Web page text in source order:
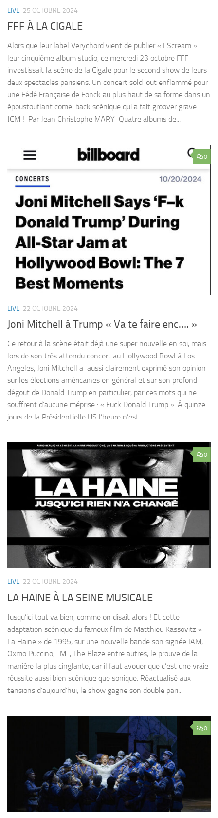
LIVE 25 OCTOBRE 2024
FFF À LA CIGALE
Alors que leur label Verychord vient de publier « I Scream »
leur cinquième album studio, ce mercredi 23 octobre FFF
investissait la scène de la Cigale pour le second show de leurs
deux spectacles parisiens. Un concert sold-out enflammé pour
une Fédé Française de Fonck au plus haut de sa forme dans un
époustouflant come-back scénique qui a fait groover grave
JCM ! Par Jean Christophe MARY Quatre albums de...
0
LIVE 22 OCTOBRE 2024
Joni Mitchell à Trump « Va te faire enc…. »
Ce retour à la scène était déjà une super nouvelle en soi, mais
lors de son très attendu concert au Hollywood Bowl à Los
Angeles, Joni Mitchell a aussi clairement exprimé son opinion
sur les élections américaines en général et sur son profond
dégout de Donald Trump en particulier, par ces mots qui ne
souffrent d’aucune méprise : « Fuck Donald Trump ». À quinze
jours de la Présidentielle US l’heure n’est...
0
LIVE 22 OCTOBRE 2024
LA HAINE À LA SEINE MUSICALE
Jusqu’ici tout va bien, comme on disait alors ! Et cette
adaptation scénique du fameux film de Matthieu Kassovitz «
La Haine » de 1995, sur une nouvelle bande son signée IAM,
Oxmo Puccino, -M-, The Blaze entre autres, le prouve de la
manière la plus cinglante, car il faut avouer que c’est une vraie
réussite aussi bien scénique que sonique. Réactualisé aux
tensions d’aujourd’hui, le show gagne son double pari...
0